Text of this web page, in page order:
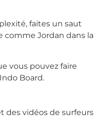
faites un saut
comme Jordan dans la
vous pouvez faire
Board.
des vidéos de surfeurs